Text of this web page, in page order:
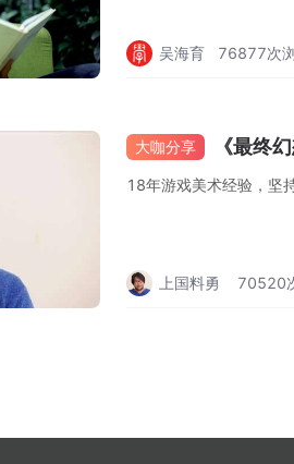
吴海育 76877次
大咖分享 《最终
18年游戏美术经验，坚
上国料勇 70520